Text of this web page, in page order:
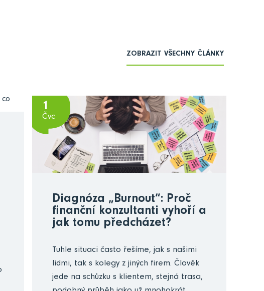
ZOBRAZIT VŠECHNY ČLÁNKY
1
Čvc
Diagnóza „Burnout“: Proč
finanční konzultanti vyhoří a
jak tomu předcházet?
Tuhle situaci často řešíme, jak s našimi
lidmi, tak s kolegy z jiných firem. Člověk
jede na schůzku s klientem, stejná trasa,